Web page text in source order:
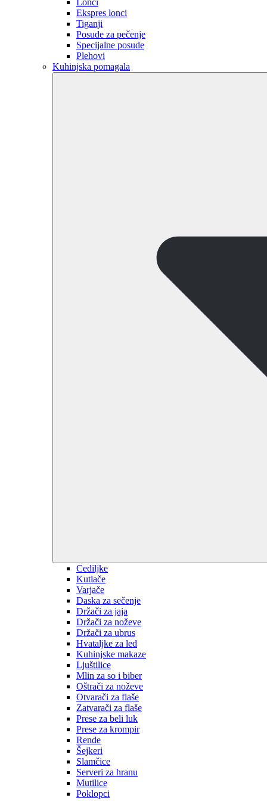
Lonci
Ekspres lonci
Tiganji
Posude za pečenje
Specijalne posude
Plehovi
Kuhinjska pomagala
Cediljke
Kutlače
Varjače
Daska za sečenje
Držači za jaja
Držači za noževe
Držači za ubrus
Hvataljke za led
Kuhinjske makaze
Ljuštilice
Mlin za so i biber
Oštrači za noževe
Otvarači za flaše
Zatvarači za flaše
Prese za beli luk
Prese za krompir
Rende
Šejkeri
Slamčice
Serveri za hranu
Mutilice
Poklopci